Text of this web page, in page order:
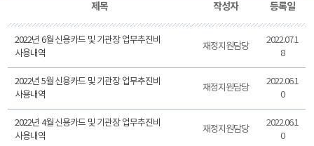
제목 작성자 등록일
2022년 6월 신용카드 및 기관장 업무추진비
사용내역
재정지원담당
2022.07.1
8
2022년 5월 신용카드 및 기관장 업무추진비
사용내역
재정지원담당
2022.06.1
0
2022년 4월 신용카드 및 기관장 업무추진비
사용내역
재정지원담당
2022.06.1
0